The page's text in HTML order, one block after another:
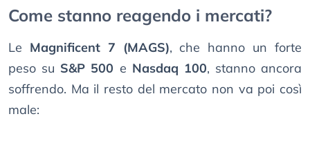
Come stanno reagendo i mercati?
Le Magnificent 7 (MAGS), che hanno un forte
peso su S&P 500 e Nasdaq 100, stanno ancora
soffrendo. Ma il resto del mercato non va poi così
male: